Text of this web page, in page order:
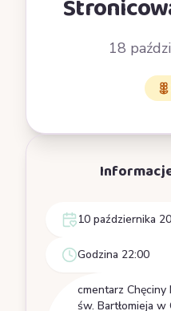
18
10 października
Godzina 22:00
cmentarz Chęciny
św. Bartłomieja